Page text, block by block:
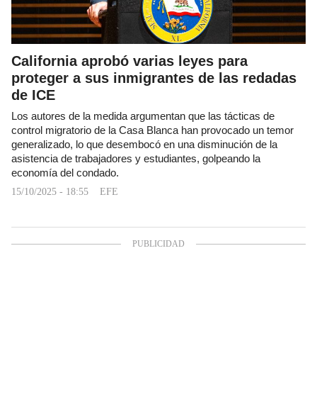
California aprobó varias leyes para
proteger a sus inmigrantes de las redadas
de ICE
Los autores de la medida argumentan que las tácticas de
control migratorio de la Casa Blanca han provocado un temor
generalizado, lo que desembocó en una disminución de la
asistencia de trabajadores y estudiantes, golpeando la
economía del condado.
15/10/2025 - 18:55 EFE